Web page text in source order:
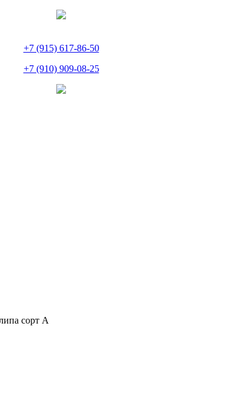
+7 (915) 617-86-50
+7 (910) 909-08-25
сорт А